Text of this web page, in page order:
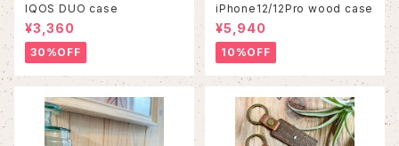
IQOS DUO case
¥3,360
30%OFF
iPhone12/12Pro wood case
¥5,940
10%OFF